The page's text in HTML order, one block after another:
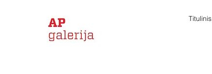
Titulinis